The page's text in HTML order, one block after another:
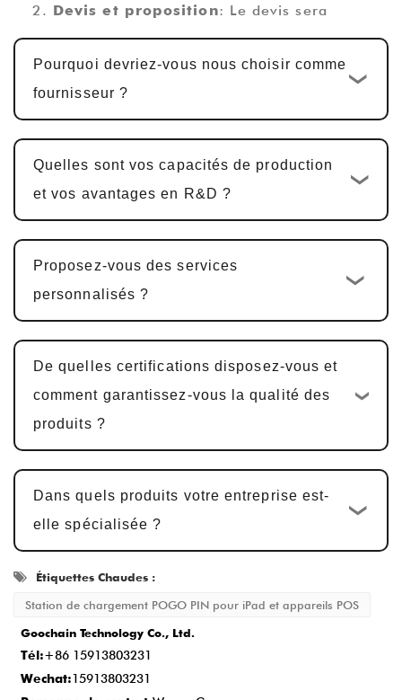
Devis et proposition: Le devis sera
complété dans1-2 jours ouvrables,
accompagné d'une proposition technique.
Conception et développement
personnalisés: Une fois le devis confirmé,
. Pour
compris la conception matérielle, la
conception PCBA et le développement de
logiciels, le cycle est généralement
jours.
généralement5-7 jours ouvrables, avec
des ajustements effectués en fonction des
commentaires.
Production de masse et contrôle de la
qualité: Après l'approbation de
l'échantillon, le cycle de production est15-
20 jours ouvrables
chaque détail répond à la norme.
Pourquoi devriez-vous nous choisir comme
fournisseur ?
Quelles sont vos capacités de production
et vos avantages en R&D ?
Proposez-vous des services
personnalisés ?
De quelles certifications disposez-vous et
comment garantissez-vous la qualité des
produits ?
Dans quels produits votre entreprise est-
elle spécialisée ?
Étiquettes Chaudes :
Station de chargement POGO PIN pour iPad et appareils POS
Goochain Technology Co., Ltd.
Tél:+86 15913803231
Wechat:15913803231